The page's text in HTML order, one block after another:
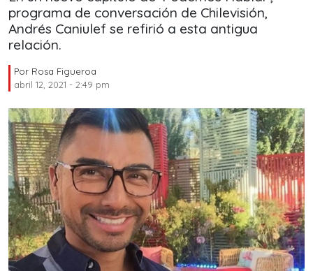
programa de conversación de Chilevisión,
Andrés Caniulef se refirió a esta antigua
relación.
Por Rosa Figueroa
abril 12, 2021 - 2:49 pm